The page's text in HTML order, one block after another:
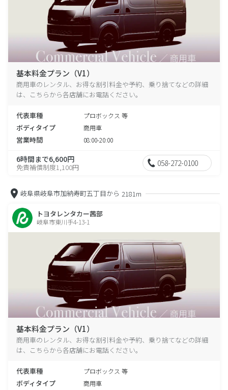
基本料金プラン（V1）
商用車のレンタル、お得な割引料金や予約、乗り捨てなどの詳細
は、こちらから各店舗にお電話ください。
代表車種 プロボックス 等
ボディタイプ 商用車
営業時間 08:00-20:00
6時間まで6,600円
免責補償制度1,100円 058-272-0100
岐阜県岐阜市加納寿町五丁目から 2181m
トヨタレンタカー茜部
岐阜市東川手4-13-1
基本料金プラン（V1）
商用車のレンタル、お得な割引料金や予約、乗り捨てなどの詳細
は、こちらから各店舗にお電話ください。
代表車種 プロボックス 等
ボディタイプ 商用車